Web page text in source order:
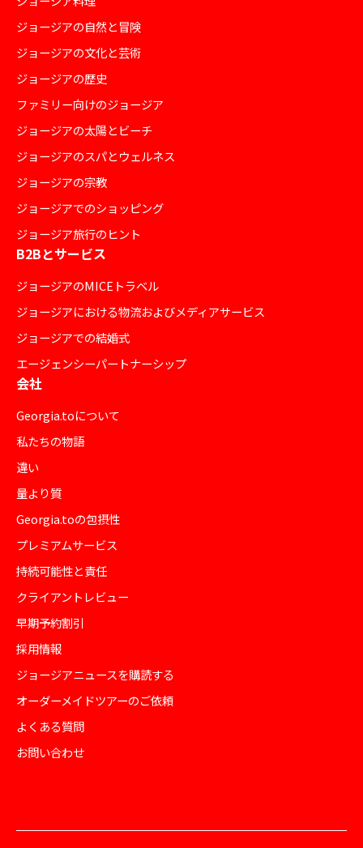
ジョージアの自然と冒険
ジョージアの文化と芸術
ジョージアの歴史
ファミリー向けのジョージア
ジョージアの太陽とビーチ
ジョージアのスパとウェルネス
ジョージアの宗教
ジョージアでのショッピング
ジョージア旅行のヒント
B2Bとサービス
ジョージアのMICEトラベル
ジョージアにおける物流およびメディアサービス
ジョージアでの結婚式
エージェンシーパートナーシップ
会社
Georgia.toについて
私たちの物語
違い
量より質
Georgia.toの包摂性
プレミアムサービス
持続可能性と責任
クライアントレビュー
早期予約割引
採用情報
ジョージアニュースを購読する
オーダーメイドツアーのご依頼
よくある質問
お問い合わせ